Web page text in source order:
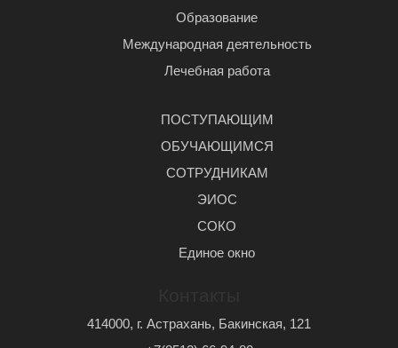
Образование
Международная деятельность
Лечебная работа
ПОСТУПАЮЩИМ
ОБУЧАЮЩИМСЯ
СОТРУДНИКАМ
ЭИОС
СОКО
Единое окно
414000, г. Астрахань, Бакинская, 121